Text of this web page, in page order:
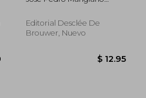
Editorial Desclée De
Brouwer, Nuevo